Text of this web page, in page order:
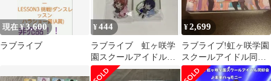
現在 ¥3,600
ラブライブ
¥444
ラブライブ 虹ヶ咲学
園スクールアイドル同
好会 100均 コラボ
¥2,699
ラブライブ!虹ヶ咲学園
スクールアイドル同好
会 3rd Live!School a